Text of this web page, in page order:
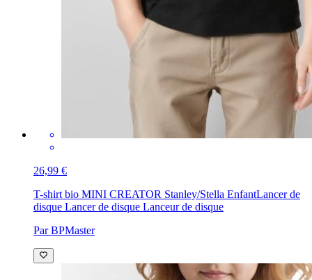
26,99 €
T-shirt bio MINI CREATOR Stanley/Stella EnfantLancer de
disque Lancer de disque Lanceur de disque
Par BPMaster